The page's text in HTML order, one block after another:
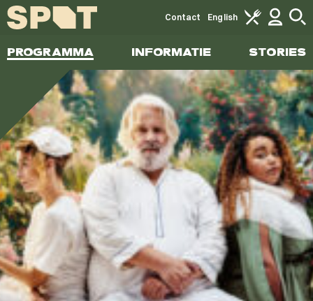
PROGRAMMA INFORMATIE STORIES
Contact English